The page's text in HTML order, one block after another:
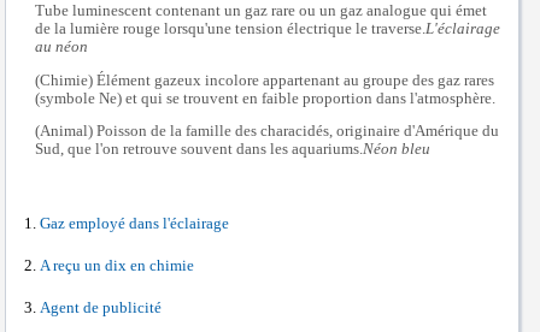
Tube luminescent contenant un gaz rare ou un gaz analogue qui émet
de la lumière rouge lorsqu'une tension électrique le traverse. L'éclairage
au néon
(Chimie) Élément gazeux incolore appartenant au groupe des gaz rares
(symbole Ne) et qui se trouvent en faible proportion dans l'atmosphère.
(Animal) Poisson de la famille des characidés, originaire d'Amérique du
Sud, que l'on retrouve souvent dans les aquariums.Néon bleu
Gaz employé dans l'éclairage
A reçu un dix en chimie
Agent de publicité